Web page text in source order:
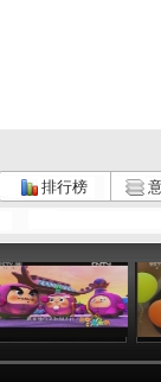
排行榜
果宝特攻2...
16:24